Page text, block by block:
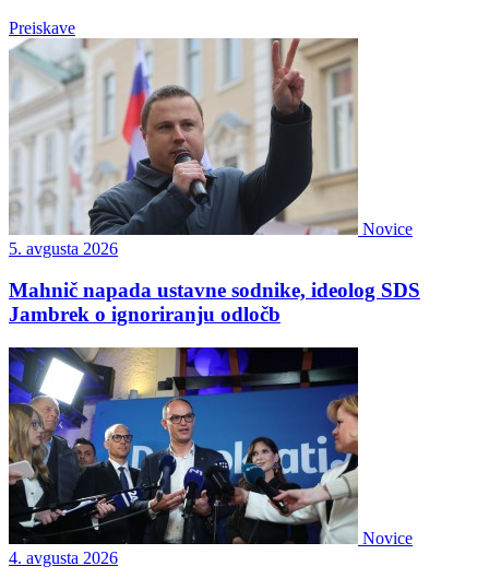
Preiskave
Novice
5. avgusta 2026
Mahnič napada ustavne sodnike, ideolog SDS
Jambrek o ignoriranju odločb
Novice
4. avgusta 2026